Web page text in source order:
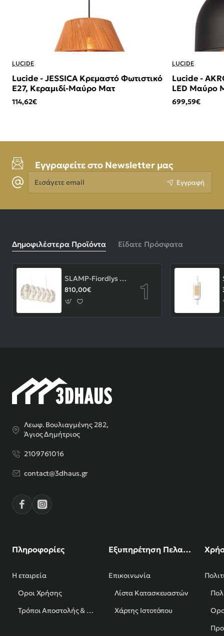
LUCIDE
Lucide - JESSICA Κρεμαστό Φωτιστικό
E27, Κεραμιδί-Μαύρο Ματ
114,62€
LUCIDE
Lucide -
LED Μαύρο
699,59€
Εγγραφείτε στο Newsletter μας
Εισάγετε
email
Εγγραφή
Δημοφιλέστερα Προϊόντα Είδατε Πρόσφατα
SLAMP-Fiordlys Linear Φωτιστικό Κρεμαστό 90x26x33cm White ΚΩΔ.-FRDSXXLWHT01T00LINEU
810,00€
Λεωφ. Βουλιαγμένης 282,
Άγιος Δημήτριος
2109761016
contact@3dhaus.gr
Πληροφορίες
Η εταιρεία
Όροι Χρήσης
Τρόποι Αποστολής & Πληρωμής
Εξυπηρέτηση Πελατών
Επικοινωνία
Λίστα Κατασκευαστών
Χάρτης Ιστοτόπου